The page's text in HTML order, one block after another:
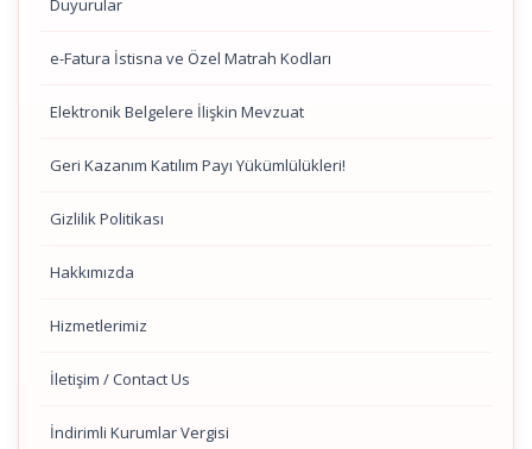
Duyurular
e-Fatura İstisna ve Özel Matrah Kodları
Elektronik Belgelere İlişkin Mevzuat
Geri Kazanım Katılım Payı Yükümlülükleri!
Gizlilik Politikası
Hakkımızda
Hizmetlerimiz
İletişim / Contact Us
İndirimli Kurumlar Vergisi